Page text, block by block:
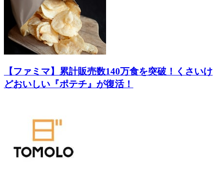
【ファミマ】累計販売数140万食を突破！くさいけ
どおいしい『ポテチ』が復活！